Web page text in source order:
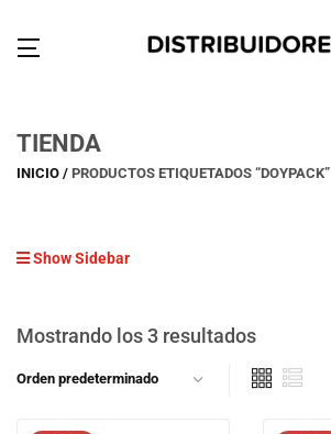
TIENDA
INICIO PRODUCTOS ETIQUETADOS “DOYPACK”
Show Sidebar
Mostrando los 3 resultados